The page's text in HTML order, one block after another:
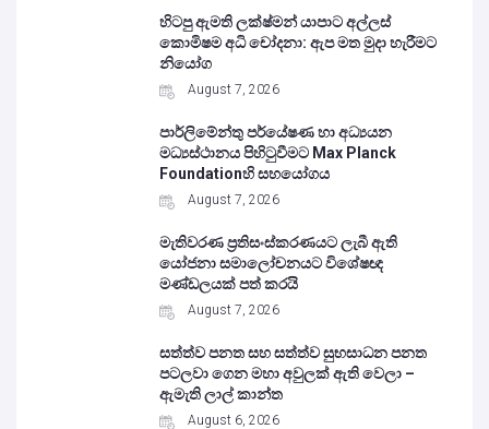
හිටපු ඇමති ලක්ෂ්මන් යාපාට අල්ලස්
කොමිෂම අධි චෝදනා: ඇප මත මුදා හැරීමට
නියෝග
August 7, 2026
පාර්ලිමේන්තු පර්යේෂණ හා අධ්‍යයන
මධ්‍යස්ථානය පිහිටුවීමට Max Planck
Foundationහි සහයෝගය
August 7, 2026
මැතිවරණ ප්‍රතිසංස්කරණයට ලැබී ඇති
යෝජනා සමාලෝචනයට විශේෂඥ
මණ්ඩලයක් පත් කරයි
August 7, 2026
සත්ත්ව පනත සහ සත්ත්ව සුභසාධන පනත
පටලවා ගෙන මහා අවුලක් ඇති වෙලා –
ඇමැති ලාල් කාන්ත
August 6, 2026